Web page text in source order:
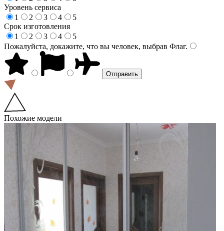
Уровень сервиса
1
2 3 4
5
Срок изготовления
1
2 3 4
5
Пожалуйста, докажите, что вы человек, выбрав Флаг.
Похожие модели